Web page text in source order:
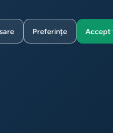
Toate drepturile
Preferințe Accept